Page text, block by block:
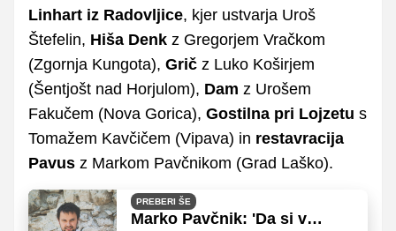
Linhart iz Radovljice, kjer ustvarja Uroš
Štefelin, Hiša Denk z Gregorjem Vračkom
(Zgornja Kungota), Grič z Luko Koširjem
(Šentjošt nad Horjulom), Dam z Urošem
Fakučem (Nova Gorica), Gostilna pri Lojzetu s
Tomažem Kavčičem (Vipava) in restavracija
Pavus z Markom Pavčnikom (Grad Laško).
PREBERI ŠE
Marko Pavčnik: 'Da si v